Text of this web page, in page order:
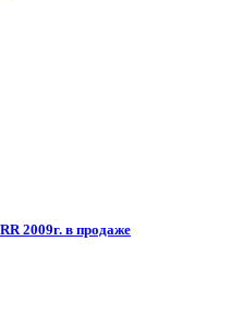
2009г. в продаже